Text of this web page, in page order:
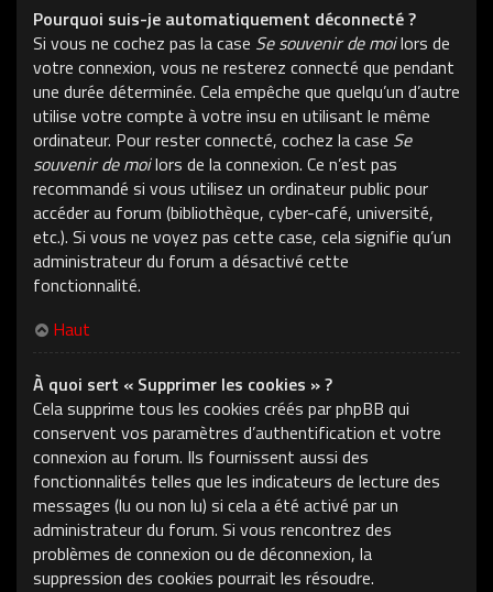
Pourquoi suis-je automatiquement déconnecté ?
Si vous ne cochez pas la case Se souvenir de moilors de
votre connexion, vous ne resterez connecté que pendant
une durée déterminée. Cela empêche que quelqu’un d’autre
utilise votre compte à votre insu en utilisant le même
ordinateur. Pour rester connecté, cochez la case Se
souvenir de moilors de la connexion. Ce n’est pas
recommandé si vous utilisez un ordinateur public pour
accéder au forum (bibliothèque, cyber-café, université,
etc.). Si vous ne voyez pas cette case, cela signifie qu’un
administrateur du forum a désactivé cette
fonctionnalité.
Haut
À quoi sert « Supprimer les cookies » ?
Cela supprime tous les cookies créés par phpBB qui
conservent vos paramètres d’authentification et votre
connexion au forum. Ils fournissent aussi des
fonctionnalités telles que les indicateurs de lecture des
messages (lu ou non lu) si cela a été activé par un
administrateur du forum. Si vous rencontrez des
problèmes de connexion ou de déconnexion, la
suppression des cookies pourrait les résoudre.